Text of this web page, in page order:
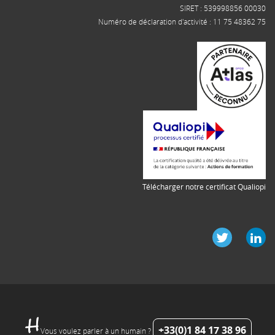
SIRET : 539998856 00030
Numéro de déclaration d'activité : 11 75 48362 75
Télécharger notre certificat Qualiopi
Vous voulez parler à un humain ? +33(0)1 84 17 38 96